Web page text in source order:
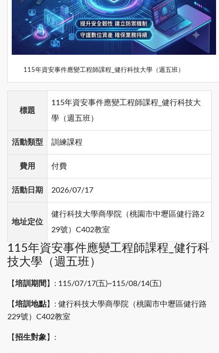
115年資安事件應變工程師課程_健行科技大學（週五班）
標題
115年資安事件應變工程師課程_健行科技大
學（週五班）
活動類型 訓練課程
費用 付費
活動日期 2026/07/17
地址定位
健行科技大學商學院（桃園市中壢區健行路2
29號）C402教室
115年資安事件應變工程師課程_健行科
技大學（週五班）
【培訓期間 】: 115/07/17(五)~115/08/14(五)
【培訓地點】: 健行科技大學商學院（桃園市中壢區健行路
229號）C402教室
【招生對象 】: